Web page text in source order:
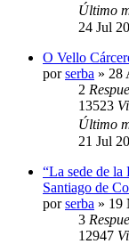
Último
24 Jul
O Vello
porserba » 28
2
13523
Último
21 Jul
“La sede de
Santiago de
porserba » 19
3
12947